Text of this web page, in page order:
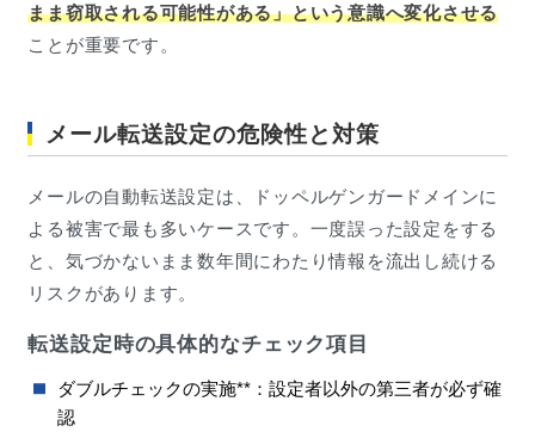
まま窃取される可能性がある」という意識へ変化させる
ことが重要です。
メール転送設定の危険性と対策
メールの自動転送設定は、ドッペルゲンガードメインに
よる被害で最も多いケースです。一度誤った設定をする
と、気づかないまま数年間にわたり情報を流出し続ける
リスクがあります。
転送設定時の具体的なチェック項目
ダブルチェックの実施**：設定者以外の第三者が必ず確
認